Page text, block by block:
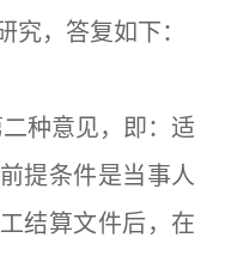
究，答复如下：
意见，即：适
提条件是当事人
结算文件后，在